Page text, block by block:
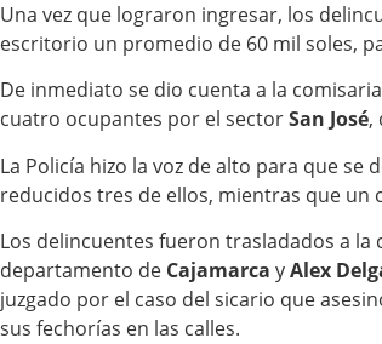
Una vez que lograron ingresar, los
escritorio un promedio de 60 mil soles,
De inmediato se dio cuenta a la
cuatro ocupantes por el sectorSan José,
La Policía hizo la voz de alto para que
reducidos tres de ellos, mientras que un
Los delincuentes fueron trasladados a
departamento de Cajamarca yAlex
juzgado por el caso del sicario que
sus fechorías en las calles.